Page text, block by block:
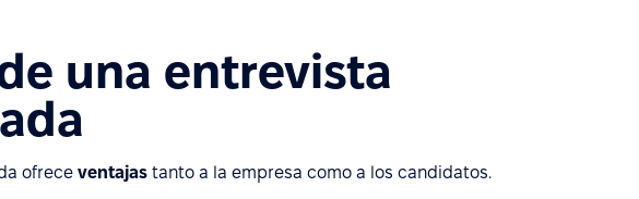
una entrevista
ofrece ventajas tanto a la empresa como a los candidatos.